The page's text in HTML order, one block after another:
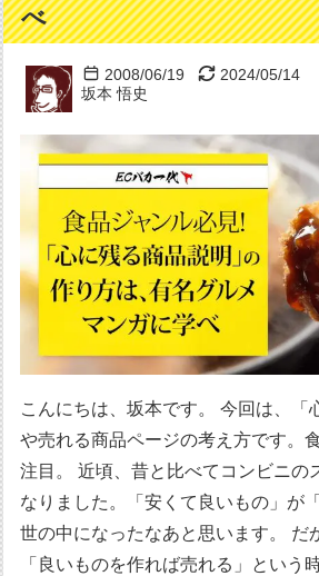
べ
2008/06/19
2024/05/14
坂本 悟史
こんにちは、坂本です。 今回は、「
や売れる商品ページの考え方です。
注目。 近頃、昔と比べてコンビニの
なりました。「安くて良いもの」が
世の中になったなあと思います。 だ
「良いものを作れば売れる」という